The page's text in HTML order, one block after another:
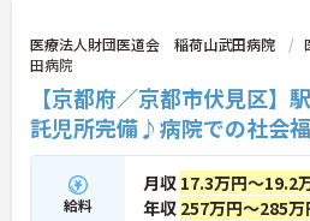
医療法人財団医道会 稲荷山武田病院
田病院
【京都府／京都市伏見区】
託児所完備♪病院での社会
給料
月収 17.3万円～19.2
年収 257万円～285万